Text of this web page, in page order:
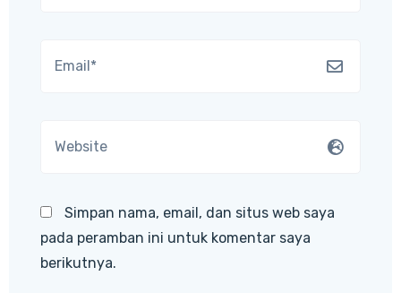
Simpan nama, email, dan situs web saya
pada peramban ini untuk komentar saya
berikutnya.